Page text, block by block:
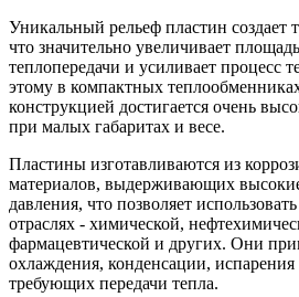
Уникальный рельеф пластин создает
что значительно увеличивает
теплопередачи и усиливает процесс
этому в компактных
конструкцией достигается очень
при малых габаритах и весе.
Пластины изготавливаются из
материалов, выдерживающих
давления, что позволяет
отраслях - химической,
фармацевтической и других. Они
охлаждения, конденсации,
требующих передачи тепла.